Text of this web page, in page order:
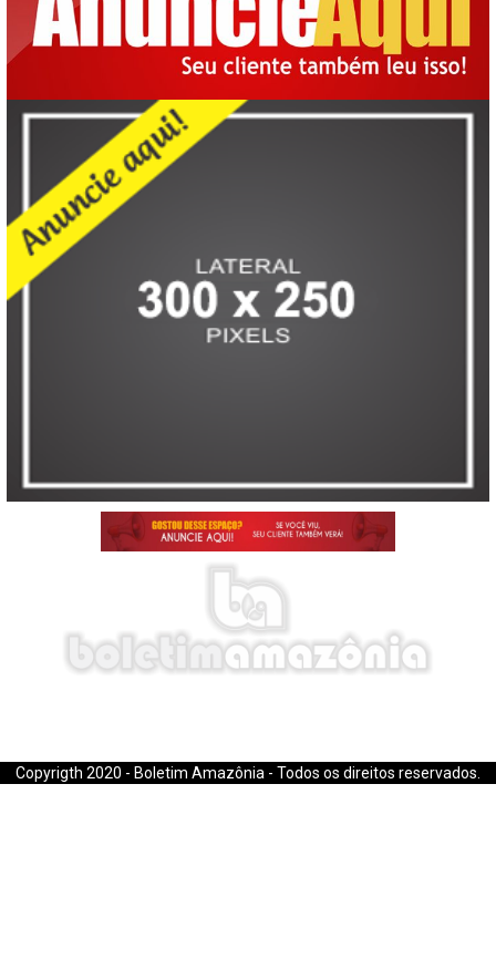
Copyrigth 2020 - Boletim Amazônia - Todos os direitos reservados.